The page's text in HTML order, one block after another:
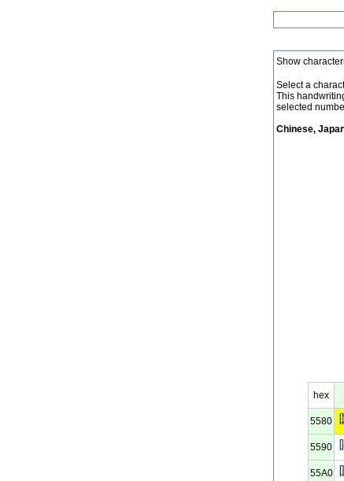
Show
Select a
This
selected
Chinese,
hex
5580
5590
55A0